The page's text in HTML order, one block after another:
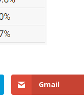
Gmail